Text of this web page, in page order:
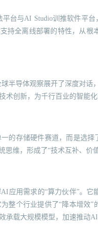
台与AI Studio训推软件平
持全离线部署的特性，从
半导体观察展开了深度对话
创新，为千行百业的智能化
的存储硬件赛道，而是选
维，形成了“技术互补、价
应用需求的“算力伙伴”。
整个行业提供了“降本增效”
载大规模模型，加速推动AI